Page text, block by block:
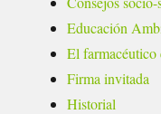
Educación
El
Firma invitada
Historial